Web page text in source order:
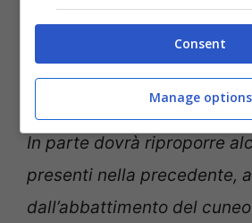
Su cosa punterà la
“La Legge di Bilancio, se
dell’anno passato, sarà di
In parte dovrà riproporre
presenti nella precedente,
dall’abbattimento del
Consent
Manage options